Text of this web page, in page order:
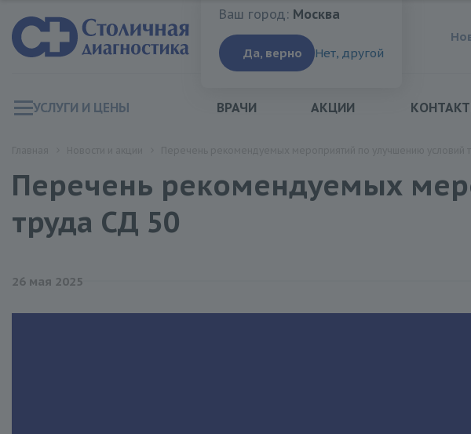
Ваш город:Москва
Ваш город: Москва
Да, верно Нет, другой
УСЛУГИ И ЦЕНЫ ВРАЧИ АКЦИИ
Перечень рекомендуемых
труда СД 50
26 мая 2025